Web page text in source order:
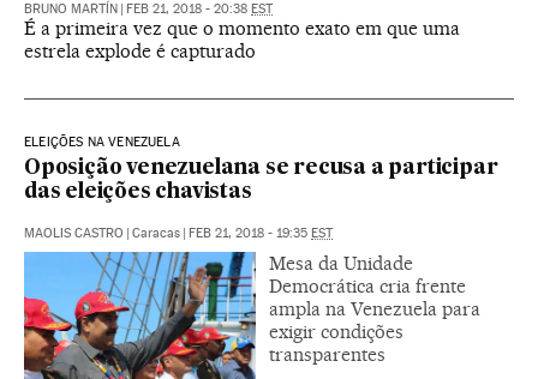
BRUNO MARTÍN FEB 21, 2018 - 20:38 EST
É a primeira vez que o momento exato em que uma
estrela explode é capturado
ELEIÇÕES NA VENEZUELA
Oposição venezuelana se recusa a participar
das eleições chavistas
MAOLIS CASTRO Caracas FEB 21, 2018 - 19:35 EST
Mesa da Unidade
Democrática cria frente
ampla na Venezuela para
exigir condições
transparentes